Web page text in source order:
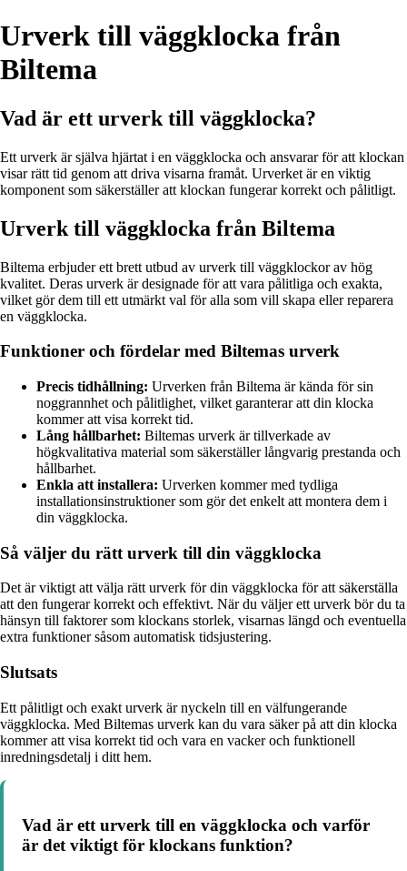
Urverk till väggklocka från
Biltema
Vad är ett urverk till väggklocka?
Ett urverk är själva hjärtat i en väggklocka och ansvarar för att klockan
visar rätt tid genom att driva visarna framåt. Urverket är en viktig
komponent som säkerställer att klockan fungerar korrekt och pålitligt.
Urverk till väggklocka från Biltema
Biltema erbjuder ett brett utbud av urverk till väggklockor av hög
kvalitet. Deras urverk är designade för att vara pålitliga och exakta,
vilket gör dem till ett utmärkt val för alla som vill skapa eller reparera
en väggklocka.
Funktioner och fördelar med Biltemas urverk
Precis tidhållning: Urverken från Biltema är kända för sin
noggrannhet och pålitlighet, vilket garanterar att din klocka
kommer att visa korrekt tid.
Lång hållbarhet: Biltemas urverk är tillverkade av
högkvalitativa material som säkerställer långvarig prestanda och
hållbarhet.
Enkla att installera: Urverken kommer med tydliga
installationsinstruktioner som gör det enkelt att montera dem i
din väggklocka.
Så väljer du rätt urverk till din väggklocka
Det är viktigt att välja rätt urverk för din väggklocka för att säkerställa
att den fungerar korrekt och effektivt. När du väljer ett urverk bör du ta
hänsyn till faktorer som klockans storlek, visarnas längd och eventuella
extra funktioner såsom automatisk tidsjustering.
Slutsats
Ett pålitligt och exakt urverk är nyckeln till en välfungerande
väggklocka. Med Biltemas urverk kan du vara säker på att din klocka
kommer att visa korrekt tid och vara en vacker och funktionell
inredningsdetalj i ditt hem.
Vad är ett urverk till en väggklocka och varför
är det viktigt för klockans funktion?